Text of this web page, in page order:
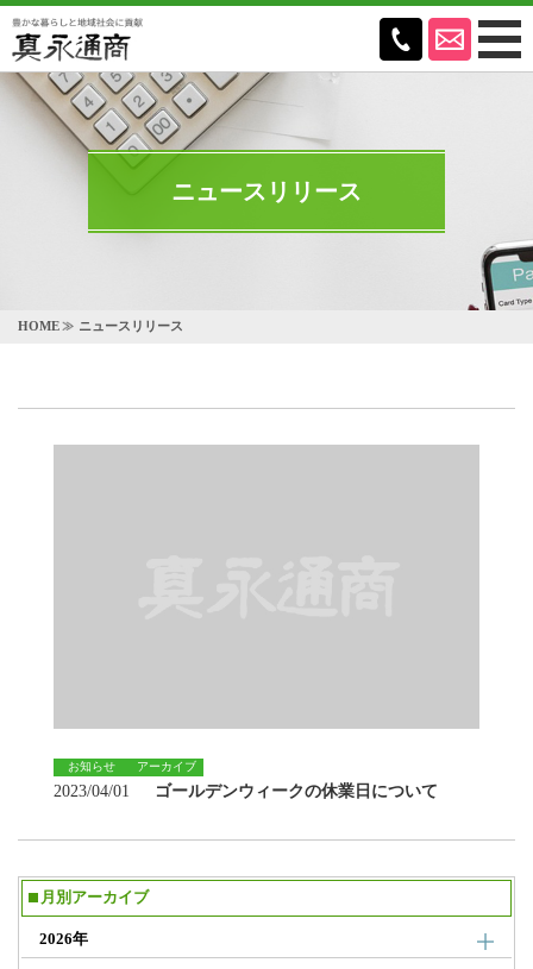
ニュースリリース
HOME ニュースリリース
お知らせ アーカイブ
2023/04/01 ゴールデンウィークの休業日について
月別アーカイブ
2026年